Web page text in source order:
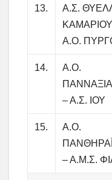
13.
Α.Σ.
Α.Ο.
14.
Α.Ο.
– Α.Σ. ΙΟΥ
15.
Α.Ο.
– Α.Μ.Σ.